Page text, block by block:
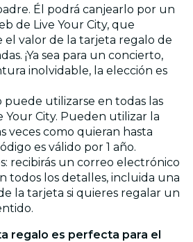
Él podrá canjearlo por un
de Live Your City, que
el valor de la tarjeta regalo de
¡Ya sea para un concierto,
inolvidable, la elección es
puede utilizarse en todas las
Your City. Pueden utilizar la
veces como quieran hasta
es válido por 1 año.
recibirás un correo electrónico
todos los detalles, incluida una
la tarjeta si quieres regalar un
regalo es perfecta para el